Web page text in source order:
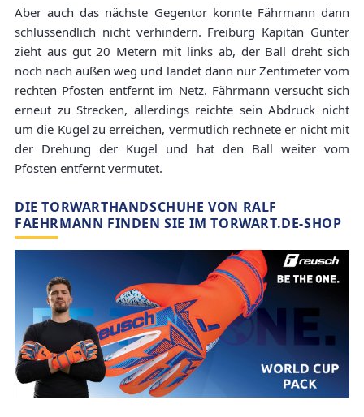
Aber auch das nächste Gegentor konnte Fährmann dann
schlussendlich nicht verhindern. Freiburg Kapitän Günter
zieht aus gut 20 Metern mit links ab, der Ball dreht sich
noch nach außen weg und landet dann nur Zentimeter vom
rechten Pfosten entfernt im Netz. Fährmann versucht sich
erneut zu Strecken, allerdings reichte sein Abdruck nicht
um die Kugel zu erreichen, vermutlich rechnete er nicht mit
der Drehung der Kugel und hat den Ball weiter vom
Pfosten entfernt vermutet.
DIE TORWARTHANDSCHUHE VON RALF
FAEHRMANN FINDEN SIE IM TORWART.DE-SHOP